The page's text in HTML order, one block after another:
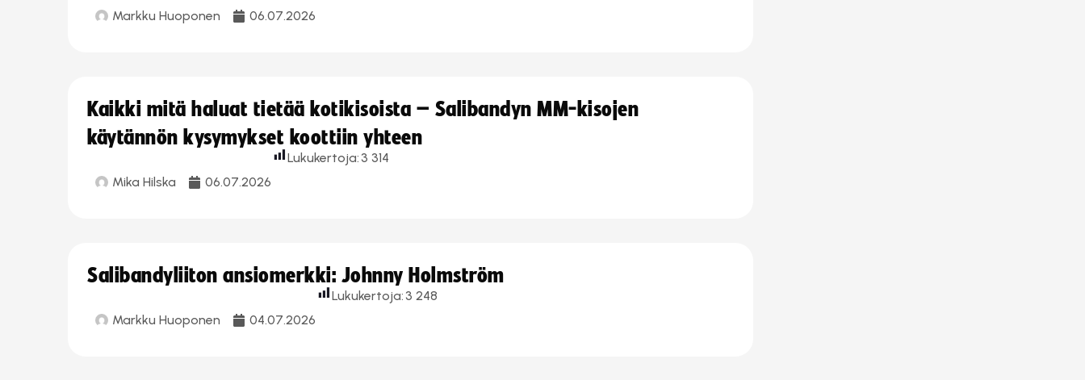
Markku Huoponen 06.07.2026
Kaikki mitä haluat tietää kotikisoista – Salibandyn MM-kisojen
käytännön kysymykset koottiin yhteen
Mika Hilska 06.07.2026
Lukukertoja: 3 314
Salibandyliiton ansiomerkki: Johnny Holmström
Markku Huoponen 04.07.2026
Lukukertoja: 3 248